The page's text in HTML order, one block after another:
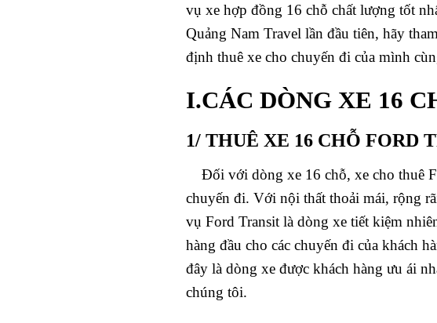
vụ xe hợp đồng 16 chỗ chất lượng tốt
Quảng Nam Travel lần đầu tiên, hãy
định thuê xe cho chuyến đi của mình
I.CÁC DÒNG XE 16
1/ THUÊ XE 16 CHỖ FORD
Đối với dòng xe 16 chỗ, xe cho thuê
chuyến đi. Với nội thất thoải mái, rộng
vụ Ford Transit là dòng xe tiết kiệm
hàng đầu cho các chuyến đi của khách
đây là dòng xe được khách hàng ưu ái
chúng tôi.